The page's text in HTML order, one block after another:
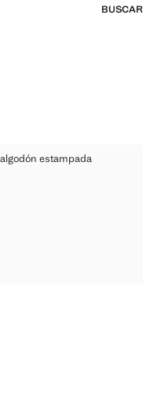
BUSCAR
ALGODÓN ESTAMPADA
ALGODÓN ESTAMPADA
ALGODÓN ESTAMPADA
ALGODÓN ESTAMPADA
ALGODÓN ESTAMPADA
ALGODÓN ESTAMPADA
estampada
ALGODÓN ESTAMPADA
[Q 219.00 ]